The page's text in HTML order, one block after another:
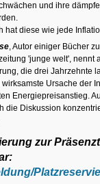
und ihre
hat diese wie jede
, Autor einiger Bücher
'junge welt', nennt
die drei Jahrzehnte
Ursache der
Energiepreisanstieg.
die Diskussion
zur